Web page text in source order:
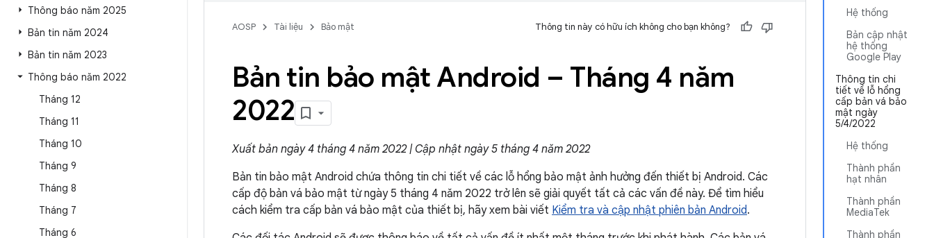
Thông báo năm 2025
Bản tin năm 2024
Bản tin năm 2023
Thông báo năm 2022
Tháng 12
Tháng 11
Tháng 10
Tháng 9
Tháng 8
Tháng 7
Tháng 6
Hệ thống
Bản cập nhật
hệ thống
Google Play
Thông tin chi
tiết về lỗ hổng
cấp bản vá bảo
mật ngày
5/4/2022
Hệ thống
Thành phần
hạt nhân
Thành phần
MediaTek
Thành phần
AOSP Tài liệu Bảo mật Thông tin này có hữu ích không cho bạn không?
Bản tin bảo mật Android – Tháng 4 năm
2022
Xuất bản ngày 4 tháng 4 năm 2022 | Cập nhật ngày 5 tháng 4 năm 2022
Bản tin bảo mật Android chứa thông tin chi tiết về các lỗ hổng bảo mật ảnh hưởng đến thiết bị Android. Các
cấp độ bản vá bảo mật từ ngày 5 tháng 4 năm 2022 trở lên sẽ giải quyết tất cả các vấn đề này. Để tìm hiểu
cách kiểm tra cấp bản vá bảo mật của thiết bị, hãy xem bài viết Kiểm tra và cập nhật phiên bản Android.